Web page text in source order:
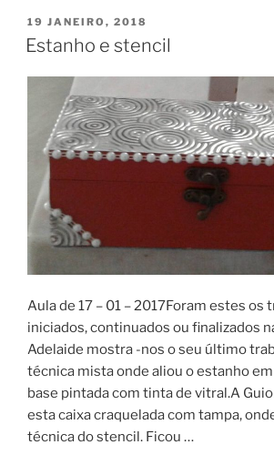
PUBLICADO
EM
19 JANEIRO, 2018
Estanho e stencil
Aula de 17 – 01 – 2017Foram estes os
iniciados, continuados ou finalizados
Adelaide mostra -nos o seu último
técnica mista onde aliou o estanho
base pintada com tinta de vitral.A
esta caixa craquelada com tampa,
técnica do stencil. Ficou …